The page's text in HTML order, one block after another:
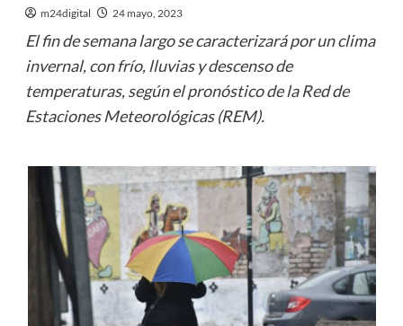
m24digital 24 mayo, 2023
El fin de semana largo se caracterizará por un clima
invernal, con frío, lluvias y descenso de
temperaturas, según el pronóstico de la Red de
Estaciones Meteorológicas (REM).